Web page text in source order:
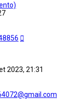
2023, 21:31